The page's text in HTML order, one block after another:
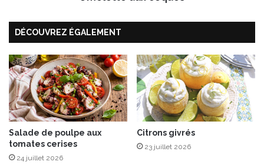
a
o
u
r
m
e
c
u
e
s
DÉCOUVREZ ÉGALEMENT
Salade de poulpe aux
tomates cerises
24 juillet 2026
Citrons givrés
23 juillet 2026